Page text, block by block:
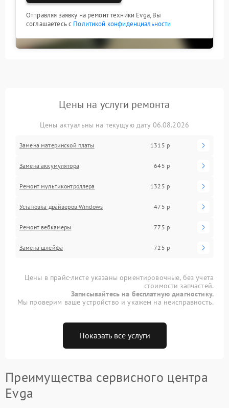
Отправляя заявку на ремонт техники Evga, Вы
соглашаетесь с Политикой конфиденциальности
Цены на услуги ремонта
Цены актуальны на текущую дату 06.08.2026
Замена материнской платы 1315 р
Замена аккумулятора 645 р
Ремонт мультиконтроллера 1325 р
Установка драйверов Windows 475 р
Ремонт вебкамеры 775 р
Замена шлейфа 725 р
Цены в прайс-листе указаны ориентировочные, без учета
стоимости запчастей.
Записывайтесь на бесплатную диагностику.
Мы проверим ваше устройство и укажем на неисправность.
Показать все услуги
Преимущества сервисного центра
Evga